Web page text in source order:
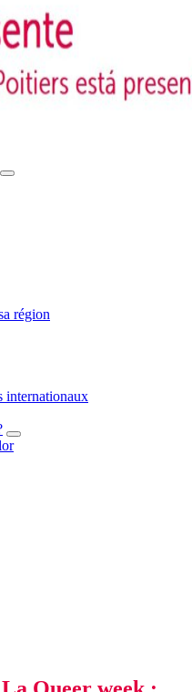
région
internationaux